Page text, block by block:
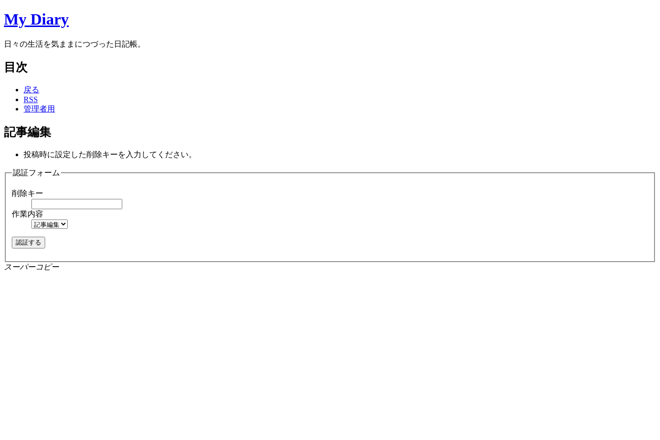
My Diary
日々の生活を気ままにつづった日記帳。
目次
戻る
RSS
管理者用
記事編集
投稿時に設定した削除キーを入力してください。
認証フォーム
削除キー
作業内容
スーパーコピー